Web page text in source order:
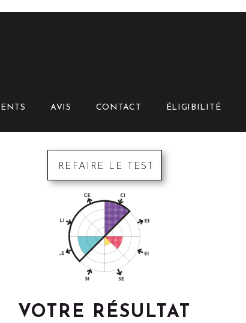
AVIS CONTACT ÉLIGIBILITÉ
REFAIRE LE TEST
VOTRE RÉSULTAT